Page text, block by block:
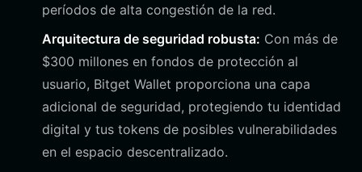
períodos de alta congestión de la red.
Arquitectura de seguridad robusta: Con más de
$300 millones en fondos de protección al
usuario, Bitget Wallet proporciona una capa
adicional de seguridad, protegiendo tu identidad
digital y tus tokens de posibles vulnerabilidades
en el espacio descentralizado.